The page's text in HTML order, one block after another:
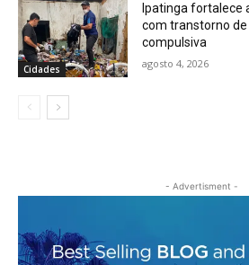
Cidades
Ipatinga fortalece
com transtorno
compulsiva
agosto 4, 2026
- Advertisment -